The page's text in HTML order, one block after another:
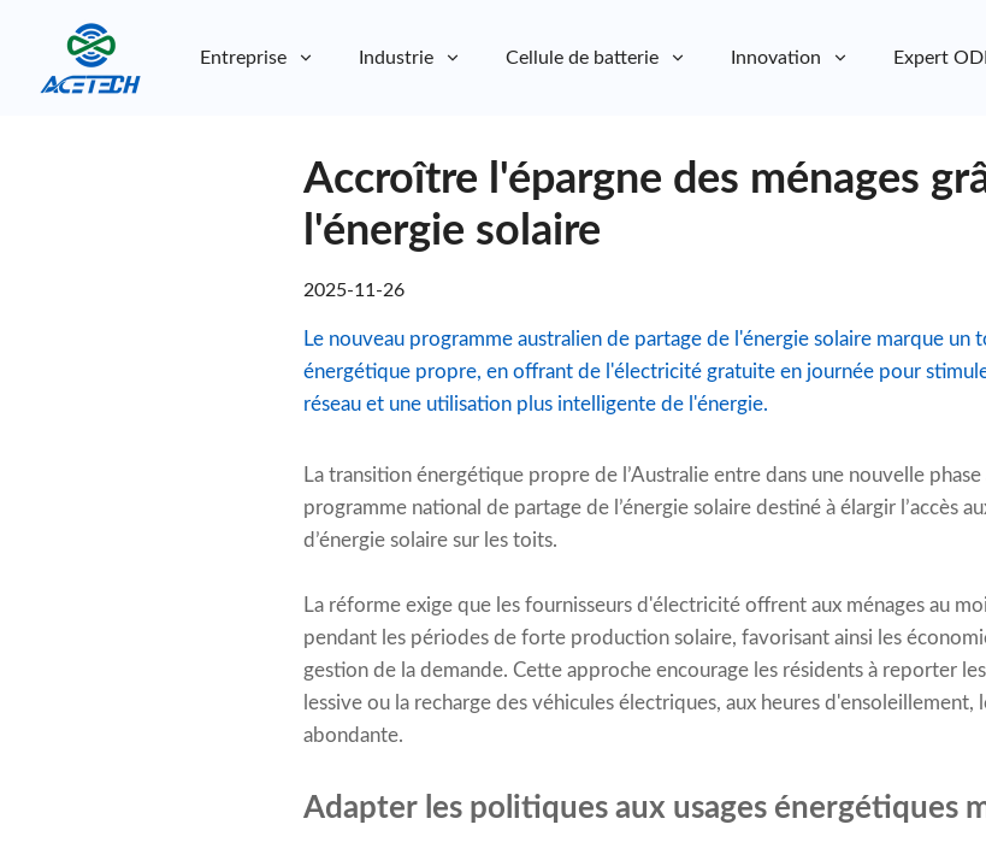
Entreprise Industrie Cellule de batterie Innovation Expert
Accroître l'épargne des ménages
l'énergie solaire
2025-11-26
Le nouveau programme australien de partage de l'énergie solaire marque un
énergétique propre, en offrant de l'électricité gratuite en journée pour
réseau et une utilisation plus intelligente de l'énergie.
La transition énergétique propre de l’Australie entre dans une nouvelle phase
programme national de partage de l’énergie solaire destiné à élargir l’accès
d’énergie solaire sur les toits.
La réforme exige que les fournisseurs d'électricité offrent aux ménages au
pendant les périodes de forte production solaire, favorisant ainsi les
gestion de la demande. Cette approche encourage les résidents à reporter
lessive ou la recharge des véhicules électriques, aux heures d'ensoleillement,
abondante.
Adapter les politiques aux usages énergétiques